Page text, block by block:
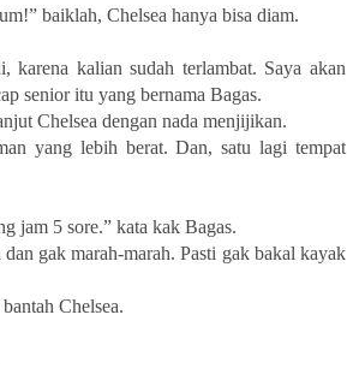
baiklah, Chelsea hanya bisa diam.
karena kalian sudah terlambat. Saya akan
senior itu yang bernama Bagas.
Chelsea dengan nada menjijikan.
yang lebih berat. Dan, satu lagi tempat
jam 5 sore.” kata kak Bagas.
gak marah-marah. Pasti gak bakal kayak
Chelsea.